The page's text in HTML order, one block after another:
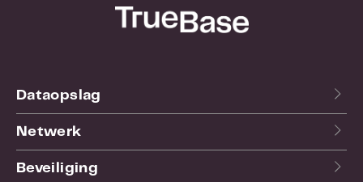
Dataopslag
Netwerk
Beveiliging